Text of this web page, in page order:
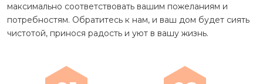
максимально соответствовать вашим пожеланиям и
потребностям. Обратитесь к нам, и ваш дом будет сиять
чистотой, принося радость и уют в вашу жизнь.